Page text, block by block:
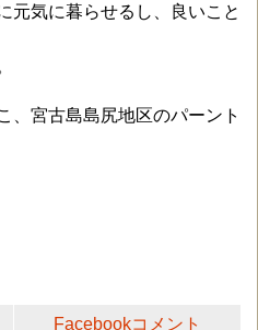
元気に暮らせるし、良いこと
、宮古島島尻地区のパーント
Facebookコメント